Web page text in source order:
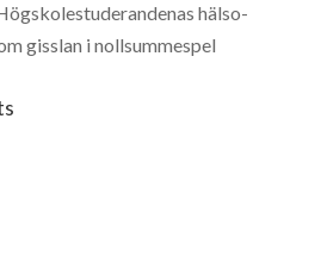
hälso-
gisslan i nollsummespel